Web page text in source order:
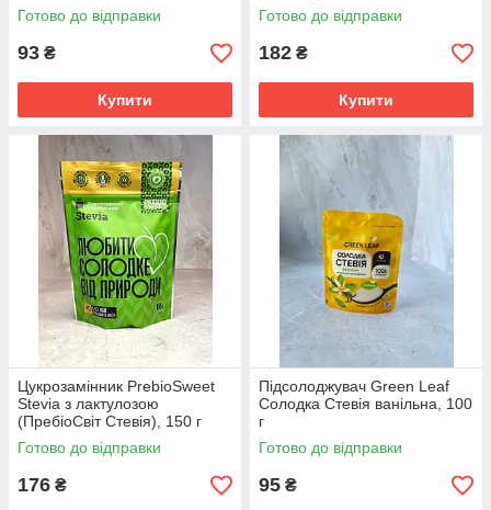
Готово до відправки
93 ₴
Купити
Готово до відправки
182 ₴
Купити
Цукрозамінник PrebioSweet
Stevia з лактулозою
(ПребіоСвіт Стевія), 150 г
Готово до відправки
176 ₴
Підсолоджувач Green Leaf
Солодка Стевія ванільна, 100
г
Готово до відправки
95 ₴